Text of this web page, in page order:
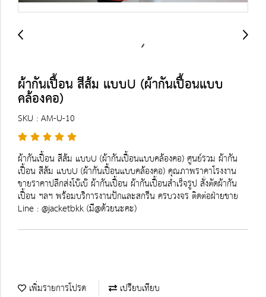
ผ้ากันเปื้อน สีส้ม แบบU (ผ้ากันเปื้อนแบบ
คล้องคอ)
SKU : AM-U-10
ผ้ากันเปื้อน สีส้ม แบบU (ผ้ากันเปื้อนแบบคล้องคอ) ศูนย์รวม ผ้ากัน
เปื้อน สีส้ม แบบU (ผ้ากันเปื้อนแบบคล้องคอ) คุณภาพราคาโรงงาน
ขายราคาปลีกส่งโบ๊เบ๊ ผ้ากันเปื้อน ผ้ากันเปื้อนสำเร็จรูป สั่งตัดผ้ากัน
เปื้อน ฯลฯ พร้อมบริการงานปักและสกรีน ครบวงจร ติดต่อฝ่ายขาย
Line : @jacketbkk (มี@ด้วยนะคะ)
เพิ่มรายการโปรด
เปรียบเทียบ